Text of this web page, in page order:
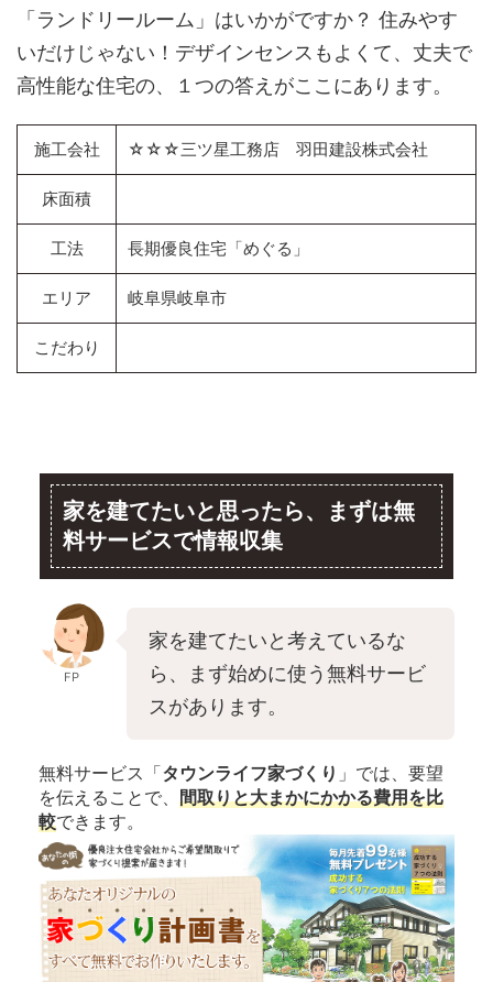
「ランドリールーム」はいかがですか？ 住みやす
いだけじゃない！デザインセンスもよくて、丈夫で
高性能な住宅の、１つの答えがここにあります。
施工会社 ☆☆☆三ツ星工務店 羽田建設株式会社
床面積
工法 長期優良住宅「めぐる」
エリア 岐阜県岐阜市
こだわり
家を建てたいと思ったら、まずは無
料サービスで情報収集
FP
家を建てたいと考えているな
ら、まず始めに使う無料サービ
スがあります。
無料サービス「タウンライフ家づくり 」では、要望
を伝えることで、 間取りと大まかにかかる費用を比
較できます。